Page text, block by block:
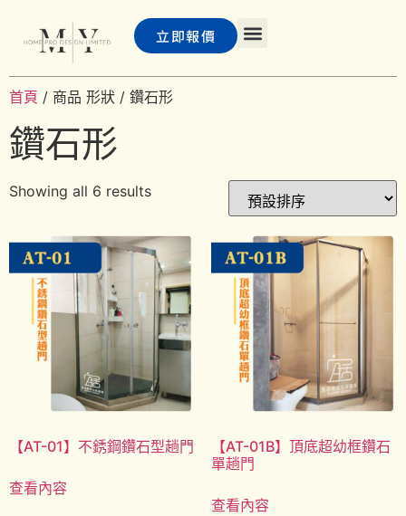
立即報價
首頁 / 商品 形狀 / 鑽石形
鑽石形
Showing all 6 results
【AT-01】不銹鋼鑽石型趟門
查看內容
【AT-01B】頂底超幼框鑽石
單趟門
查看內容